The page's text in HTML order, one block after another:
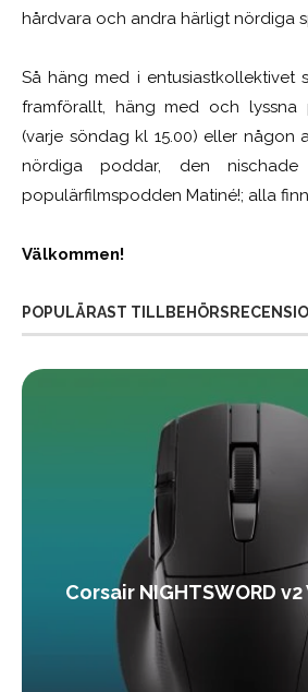
hårdvara och andra härligt nördiga
Så häng med i entusiastkollektivet
framförallt, häng med och lyssna
(varje söndag kl 15.00) eller någon
nördiga poddar, den nischade
populärfilmspodden Matiné!; alla
Välkommen!
POPULÄRAST
Corsair NIGHTSWORD